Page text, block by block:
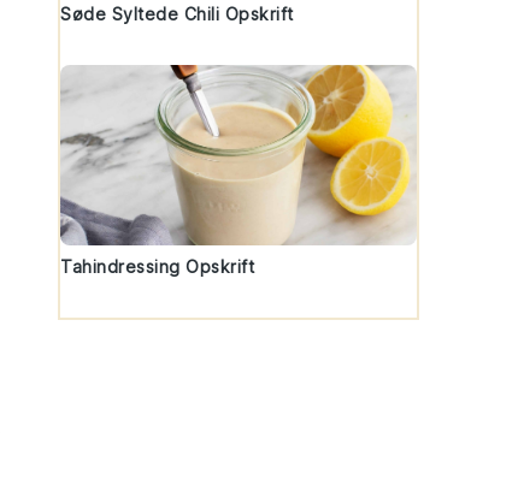
Søde Syltede Chili Opskrift
Tahindressing Opskrift